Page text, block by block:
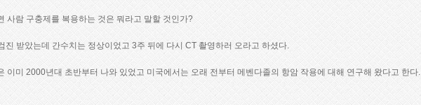
사람 구충제를 복용하는 것은 뭐라고 말할 것인가?
진 받았는데 간수치는 정상이었고 3주 뒤에 다시 CT 촬영하러 오라고 하셨다.
이미 2000년대 초반부터 나와 있었고 미국에서는 오래 전부터 메벤다졸의 항암 작용에 대해 연구해 왔다고 한다.